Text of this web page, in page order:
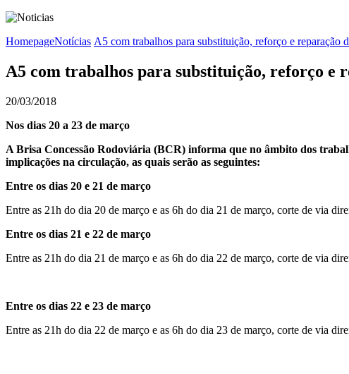
HomepageNotícias A5 com trabalhos para substituição, reforço e reparação
A5 com trabalhos para substituição, reforço e
20/03/2018
Nos dias 20 a 23 de março
A Brisa Concessão Rodoviária (BCR) informa que no âmbito dos
implicações na circulação, as quais serão as seguintes:
Entre os dias 20 e 21 de março
Entre as 21h do dia 20 de março e as 6h do dia 21 de março, corte de via
Entre os dias 21 e 22 de março
Entre as 21h do dia 21 de março e as 6h do dia 22 de março, corte de via
Entre os dias 22 e 23 de março
Entre as 21h do dia 22 de março e as 6h do dia 23 de março, corte de via